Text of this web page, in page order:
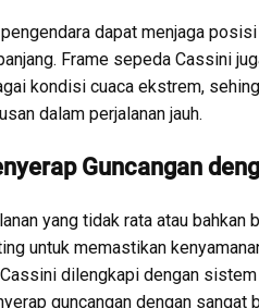
dapat menjaga
Frame sepeda Cassini
kondisi cuaca ekstrem,
dalam perjalanan jauh.
Guncangan
yang tidak rata atau bahkan
untuk memastikan
dilengkapi dengan
guncangan dengan sangat